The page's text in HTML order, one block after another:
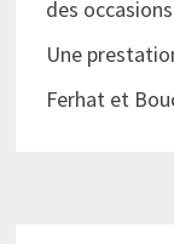
des
Une
Ferhat et